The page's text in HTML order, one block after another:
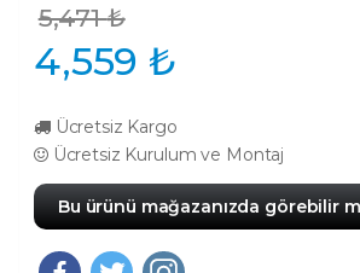
5,471₺
4,559 ₺
Ücretsiz Kargo
Ücretsiz Kurulum ve Montaj
Bu ürünü mağazanızda görebilir